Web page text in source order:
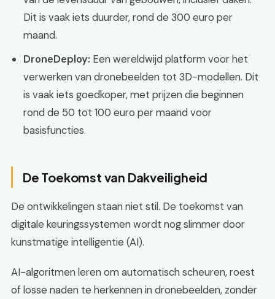
Dit is vaak iets duurder, rond de 300 euro per
maand.
DroneDeploy: Een wereldwijd platform voor het
verwerken van dronebeelden tot 3D-modellen. Dit
is vaak iets goedkoper, met prijzen die beginnen
rond de 50 tot 100 euro per maand voor
basisfuncties.
De Toekomst van Dakveiligheid
De ontwikkelingen staan niet stil. De toekomst van
digitale keuringssystemen wordt nog slimmer door
kunstmatige intelligentie (AI).
AI-algoritmen leren om automatisch scheuren, roest
of losse naden te herkennen in dronebeelden, zonder